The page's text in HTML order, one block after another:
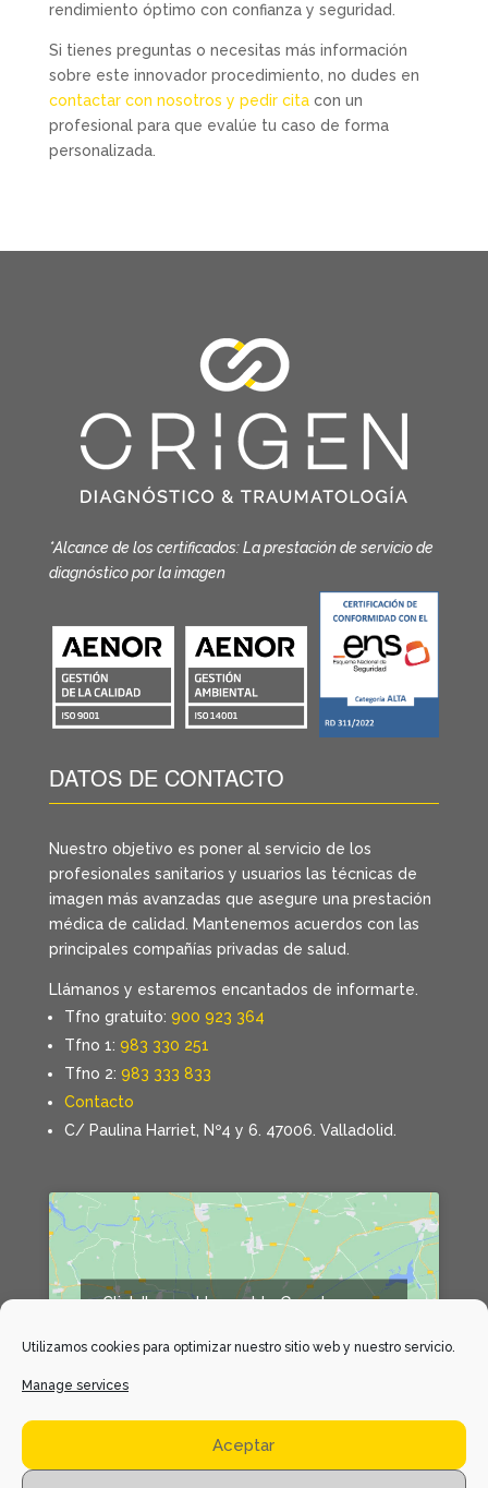
Utilizamos cookies para optimizar nuestro sitio web y nuestro servicio.
Manage services
Aceptar
rendimiento óptimo con confianza y seguridad.
Si tienes preguntas o necesitas más información
sobre este innovador procedimiento, no dudes en
contactar con nosotros y pedir citacon un
profesional para que evalúe tu caso de forma
personalizada.
*Alcance de los certificados: La prestación de servicio de
diagnóstico por la imagen
DATOS DE CONTACTO
Nuestro objetivo es poner al servicio de los
profesionales sanitarios y usuarios las técnicas de
imagen más avanzadas que asegure una prestación
médica de calidad. Mantenemos acuerdos con las
principales compañías privadas de salud.
Llámanos y estaremos encantados de informarte.
Tfno gratuito: 900 923 364
Tfno 1: 983 330 251
Tfno 2: 983 333 833
Contacto
C/ Paulina Harriet, Nº4 y 6. 47006. Valladolid.
Click 'I agree' to enable Google maps